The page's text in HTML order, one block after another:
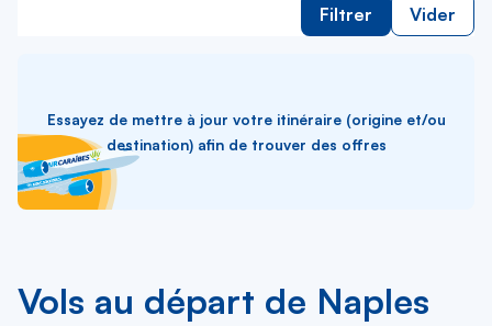
Filtrer Vider
Essayez de mettre à jour votre itinéraire (origine et/ou
destination) afin de trouver des offres
Vols au départ de Naples